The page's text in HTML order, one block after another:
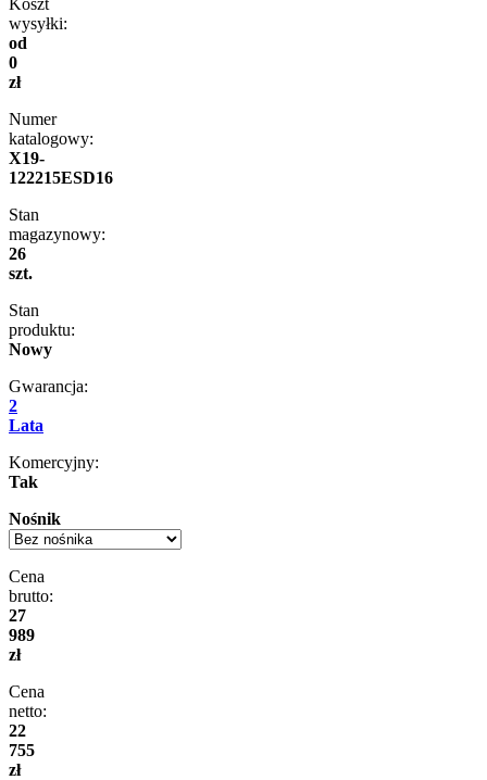
wysyłki:
od
0
zł
Numer
katalogowy:
X19-
122215ESD16
Stan
magazynowy:
26
szt.
Stan
produktu:
Nowy
Gwarancja:
2
Lata
Komercyjny:
Tak
Nośnik
Cena
brutto:
27
989
zł
Cena
netto:
22
755
zł